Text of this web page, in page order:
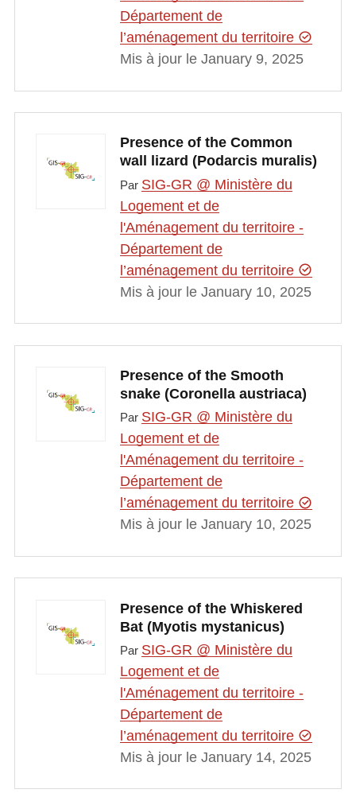
Département de
l’aménagement du territoire
Mis à jour le January 9, 2025
Presence of the Common
wall lizard (Podarcis muralis)
Par SIG-GR @ Ministère du
Logement et de
l'Aménagement du territoire -
Département de
l’aménagement du territoire
Mis à jour le January 10, 2025
Presence of the Smooth
snake (Coronella austriaca)
Par SIG-GR @ Ministère du
Logement et de
l'Aménagement du territoire -
Département de
l’aménagement du territoire
Mis à jour le January 10, 2025
Presence of the Whiskered
Bat (Myotis mystanicus)
Par SIG-GR @ Ministère du
Logement et de
l'Aménagement du territoire -
Département de
l’aménagement du territoire
Mis à jour le January 14, 2025